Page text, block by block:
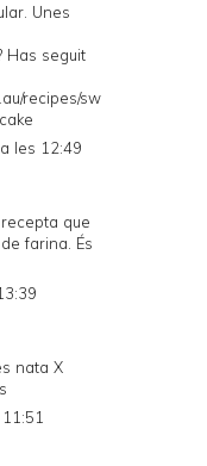
Unes
Has seguit
recipes/sw
les 12:49
que
farina. És
nata X